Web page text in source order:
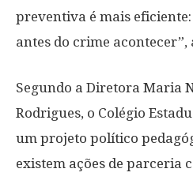
preventiva é mais
antes do crime
Segundo a Diretora Maria
Rodrigues, o Colégio
um projeto político
existem ações de parceria